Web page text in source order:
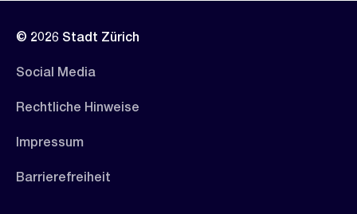
© 2026 Stadt Zürich
Social Media
Rechtliche Hinweise
Impressum
Barrierefreiheit